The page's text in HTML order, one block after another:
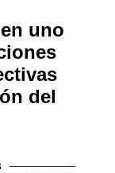
uno
del